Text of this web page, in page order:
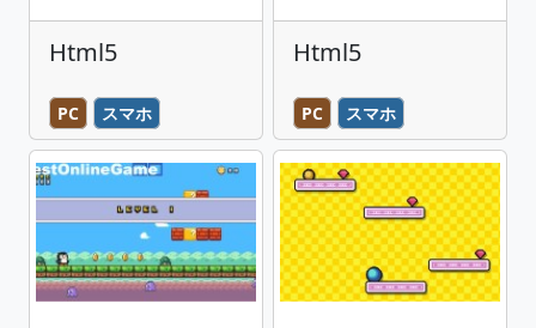
Html5
PC スマホ
Html5
PC スマホ